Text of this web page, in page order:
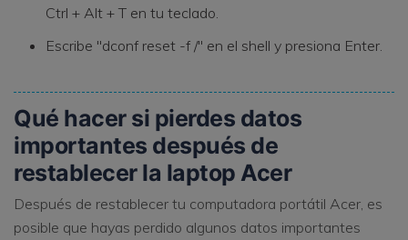
Ctrl + Alt + T en tu teclado.
Escribe "dconf reset -f /" en el shell y presiona Enter.
Qué hacer si pierdes datos
importantes después de
restablecer la laptop Acer
Después de restablecer tu computadora portátil Acer, es
posible que hayas perdido algunos datos importantes